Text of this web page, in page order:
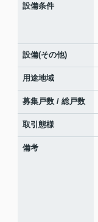
設備条件
設備(その他)
用途地域
募集戸数 / 総戸数
取引態様
備考